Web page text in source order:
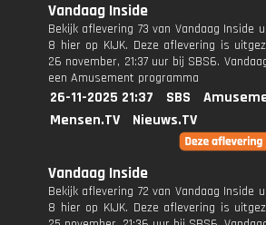
Vandaag Inside
Bekijk aflevering 73 van Vandaag Inside
8 hier op KIJK. Deze aflevering is
26 november, 21:37 uur bij SBS6.
een Amusement programma
26-11-2025 21:37 SBS
Mensen.TV
Nieuws.TV
Vandaag Inside
Bekijk aflevering 72 van Vandaag Inside
8 hier op KIJK. Deze aflevering is